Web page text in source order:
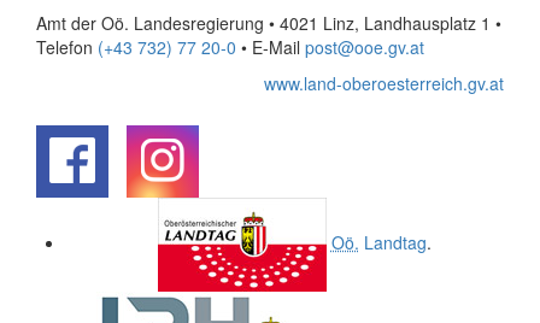
Amt der Oö. Landesregierung • 4021 Linz, Landhausplatz 1 •
Telefon (+43 732) 77 20-0 • E-Mail post@ooe.gv.at
www.land-oberoesterreich.gv.at
Oö. Landtag.